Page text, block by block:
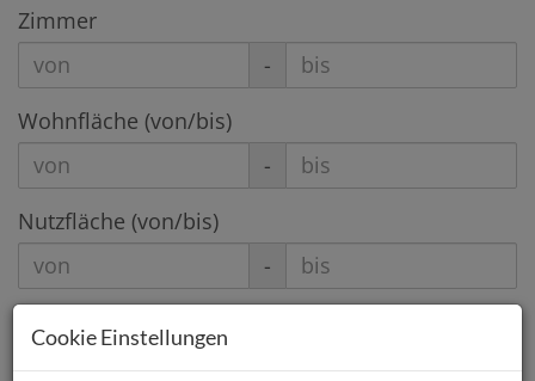
Zimmer
-
Wohnfläche (von/bis)
-
Nutzfläche (von/bis)
-
-
Cookie Einstellungen